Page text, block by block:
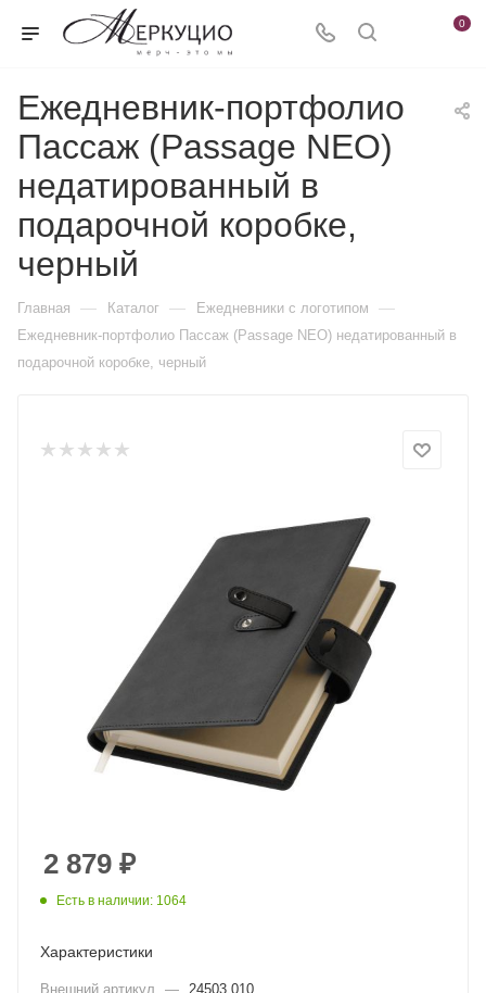
0
Ежедневник-портфолио
Пассаж (Passage NEO)
недатированный в
подарочной коробке,
черный
Главная — Каталог — Ежедневники c логотипом —
Ежедневник-портфолио Пассаж (Passage NEO) недатированный в
подарочной коробке, черный
2 879 ₽
Есть в наличии: 1064
Характеристики
Внешний артикул —
24503.010